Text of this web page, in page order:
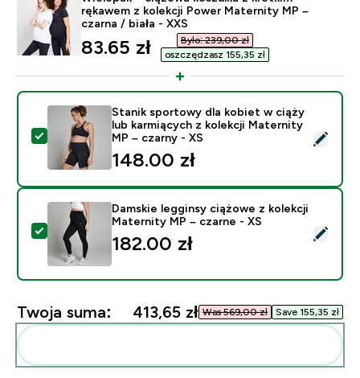
rękawem z kolekcji Power Maternity MP –
czarna / biała - XXS
discounted price
83.65 zł‎
Było: 239,00 zł‎
oszczędzasz 155,35 zł‎
Wybierz ten produkt - Stanik sportowy dla kobiet w
Stanik sportowy dla kobiet w ciąży
lub karmiących z kolekcji Maternity
MP – czarny - XS
148.00 zł‎
Wybierz ten produkt - Damskie legginsy ciążowe z
Damskie legginsy ciążowe z kolekcji
Maternity MP – czarne - XS
182.00 zł‎
Twoja suma: 413,65 zł‎ Was 569,00 zł‎ Save 155,35 zł‎